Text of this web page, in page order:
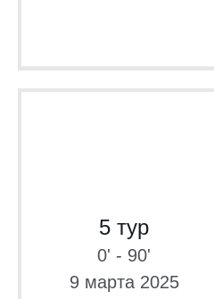
5 тур
0' - 90'
9 марта 2025